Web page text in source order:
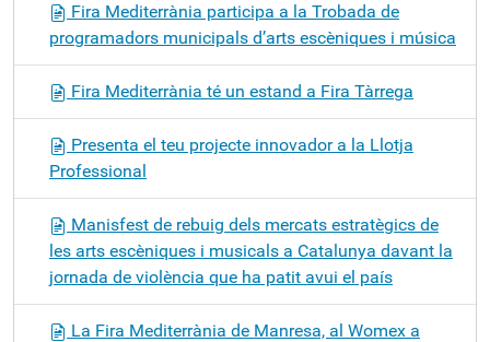
Fira Mediterrània participa a la Trobada de
programadors municipals d’arts escèniques i música
Fira Mediterrània té un estand a Fira Tàrrega
Presenta el teu projecte innovador a la Llotja
Professional
Manisfest de rebuig dels mercats estratègics de
les arts escèniques i musicals a Catalunya davant la
jornada de violència que ha patit avui el país
La Fira Mediterrània de Manresa, al Womex a